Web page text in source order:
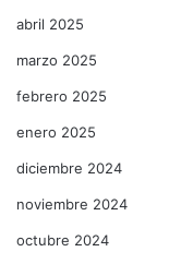
abril 2025
marzo 2025
febrero 2025
enero 2025
diciembre 2024
noviembre 2024
octubre 2024